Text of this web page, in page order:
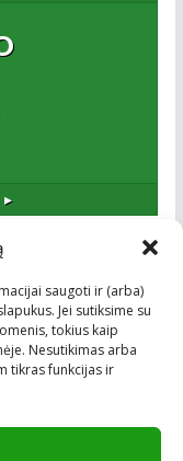
saugoti ir (arba)
Jei sutiksime su
tokius kaip
Nesutikimas arba
tikras funkcijas ir
▸
ir profesionalus
Į Kauną